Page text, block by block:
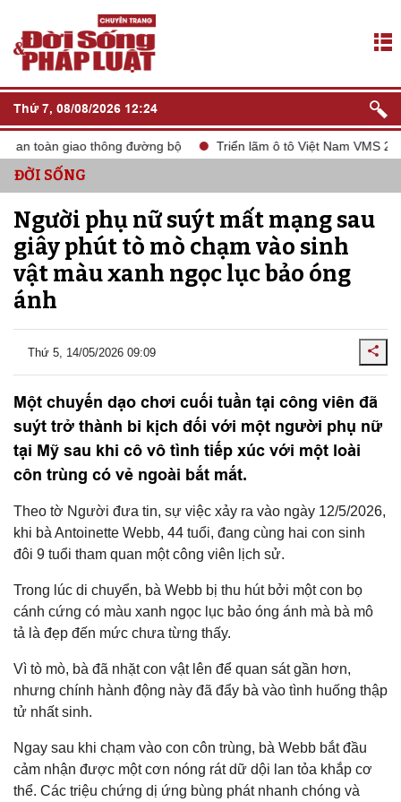
Thứ 7, 08/08/2026 12:24
toàn giao thông đường bộ Triển lãm ô tô Việt Nam VMS 2024
ĐỜI SỐNG
Người phụ nữ suýt mất mạng sau
giây phút tò mò chạm vào sinh
vật màu xanh ngọc lục bảo óng
ánh
Thứ 5, 14/05/2026 09:09
Một chuyến dạo chơi cuối tuần tại công viên đã
suýt trở thành bi kịch đối với một người phụ nữ
tại Mỹ sau khi cô vô tình tiếp xúc với một loài
côn trùng có vẻ ngoài bắt mắt.
Theo tờ Người đưa tin, sự việc xảy ra vào ngày 12/5/2026,
khi bà Antoinette Webb, 44 tuổi, đang cùng hai con sinh
đôi 9 tuổi tham quan một công viên lịch sử.
Trong lúc di chuyển, bà Webb bị thu hút bởi một con bọ
cánh cứng có màu xanh ngọc lục bảo óng ánh mà bà mô
tả là đẹp đến mức chưa từng thấy.
Vì tò mò, bà đã nhặt con vật lên để quan sát gần hơn,
nhưng chính hành động này đã đẩy bà vào tình huống thập
tử nhất sinh.
Ngay sau khi chạm vào con côn trùng, bà Webb bắt đầu
cảm nhận được một cơn nóng rát dữ dội lan tỏa khắp cơ
thể. Các triệu chứng dị ứng bùng phát nhanh chóng và